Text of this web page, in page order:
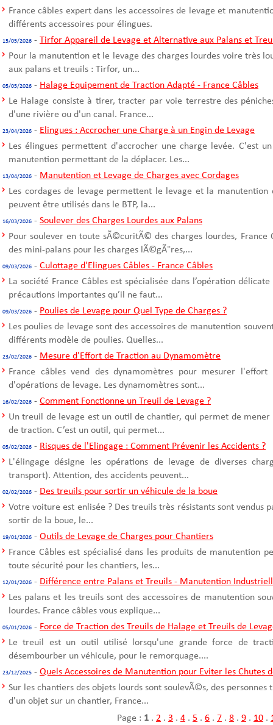
France câbles expert dans les accessoires de levage et
différents accessoires pour élingues.
15/05/2026 - Tirfor Appareil de Levage et Alternative aux Palans et
Pour la manutention et le levage des charges lourdes voire très
aux palans et treuils : Tirfor, un...
05/05/2026 - Halage Equipement de Traction Adapté - France Câbles
Le Halage consiste à tirer, tracter par voie terrestre des
d'une rivière ou d'un canal. France...
23/04/2026 - Elingues : Accrocher une Charge à un Engin de Levage
Les élingues permettent d'accrocher une charge levée. C'est
manutention permettant de la déplacer. Les...
13/04/2026 - Manutention et Levage de Charges avec Cordages
Les cordages de levage permettent le levage et la manutention
peuvent être utilisés dans le BTP, la...
16/03/2026 - Soulever des Charges Lourdes aux Palans
Pour soulever en toute sÃ©curitÃ© des charges lourdes, France
des mini-palans pour les charges lÃ©gÃ¨res,...
09/03/2026 - Culottage d'Elingues Câbles - France Câbles
La société France Câbles est spécialisée dans l’opération
précautions importantes qu’il ne faut...
09/03/2026 - Poulies de Levage pour Quel Type de Charges ?
Les poulies de levage sont des accessoires de manutention
différents modèle de poulies. Quelles...
23/02/2026 - Mesure d'Effort de Traction au Dynamomètre
France câbles vend des dynamomètres pour mesurer
d'opérations de levage. Les dynamomètres sont...
16/02/2026 - Comment Fonctionne un Treuil de Levage ?
Un treuil de levage est un outil de chantier, qui permet de
de traction. C’est un outil, qui permet...
05/02/2026 - Risques de l'Elingage : Comment Prévenir les Accidents ?
L'élingage désigne les opérations de levage de diverses
transport). Attention, des accidents peuvent...
02/02/2026 - Des treuils pour sortir un véhicule de la boue
Votre voiture est enlisée ? Des treuils très résistants sont vendus
sortir de la boue, le...
19/01/2026 - Outils de Levage de Charges pour Chantiers
France Câbles est spécialisé dans les produits de manutention
toute sécurité pour les chantiers, les...
12/01/2026 - Différence entre Palans et Treuils - Manutention
Les palans et les treuils sont des accessoires de manutention
lourdes. France câbles vous explique...
05/01/2026 - Force de Traction des Treuils de Halage et Treuils de
Le treuil est un outil utilisé lorsqu'une grande force de
désembourber un véhicule, pour le remorquage....
23/12/2025 - Quels Accessoires de Manutention pour Eviter les Chutes
Sur les chantiers des objets lourds sont soulevÃ©s, des
d'un objet sur un chantier, France...
Page : 1 . 2 . 3 . 4 . 5 . 6 . 7 . 8 . 9 . 10 .